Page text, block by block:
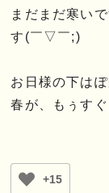
まだまだ寒い
す(￣▽￣;)
お日様の下は
春が、もぅす
+15